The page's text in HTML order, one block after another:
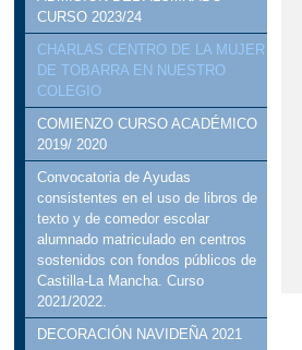
CURSO 2023/24
CHARLAS CENTRO DE LA MUJER
DE TOBARRA EN NUESTRO
COLEGIO
COMIENZO CURSO ACADÉMICO
2019/ 2020
Convocatoria de Ayudas
consistentes en el uso de libros de
texto y de comedor escolar
alumnado matriculado en centros
sostenidos con fondos públicos de
Castilla-La Mancha. Curso
2021/2022.
DECORACIÓN NAVIDEÑA 2021